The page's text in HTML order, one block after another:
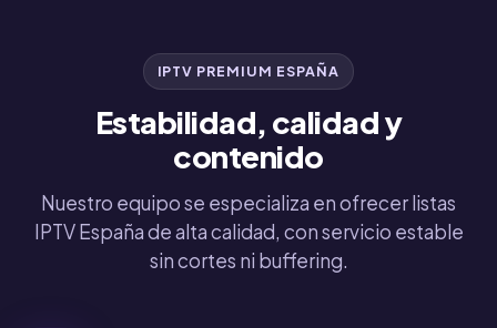
IPTV PREMIUM ESPAÑA
Estabilidad, calidad y
contenido
Nuestro equipo se especializa en ofrecer listas
IPTV España de alta calidad, con servicio estable
sin cortes ni buffering.